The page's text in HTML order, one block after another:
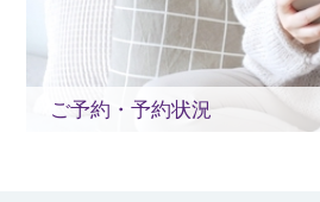
ご予約・予約状況